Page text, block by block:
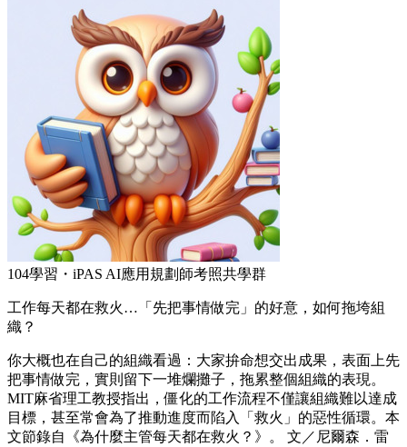
104學習・iPAS AI應用規劃師考照共學群
工作每天都在救火…「先把事情做完」的好意，如何拖垮組
織？
你大概也在自己的組織看過：大家拚命想交出成果，表面上先
把事情做完，實則留下一堆爛攤子，拖累整個組織的表現。
MIT麻省理工教授指出，僵化的工作流程不僅讓組織難以達成
目標，甚至常會為了推動進度而陷入「救火」的惡性循環。本
文節錄自《為什麼主管每天都在救火？》。 文／尼爾森．雷